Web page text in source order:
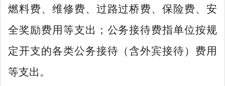
燃料费、维修费、过路过桥费、保险费、安
全奖励费用等支出；公务接待费指单位按规
定开支的各类公务接待（含外宾接待）费用
等支出。